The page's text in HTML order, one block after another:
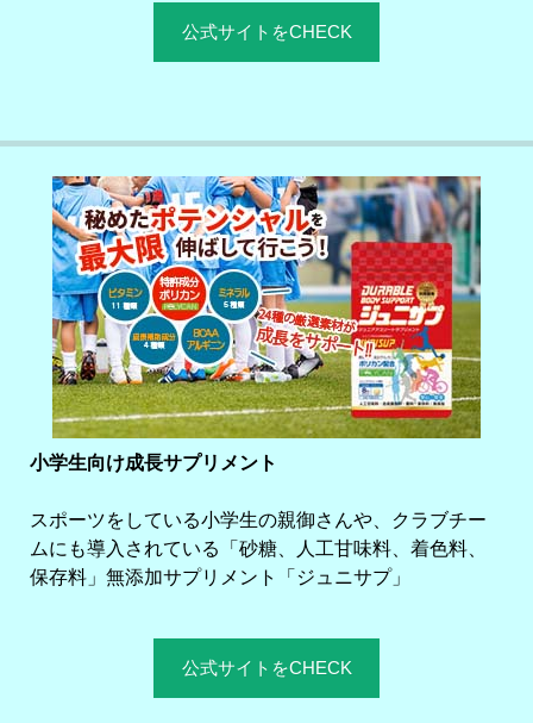
公式サイトをCHECK
小学生向け成長サプリメント
スポーツをしている小学生の親御さんや、クラブチー
ムにも導入されている「砂糖、人工甘味料、着色料、
保存料」無添加サプリメント「ジュニサプ」
公式サイトをCHECK